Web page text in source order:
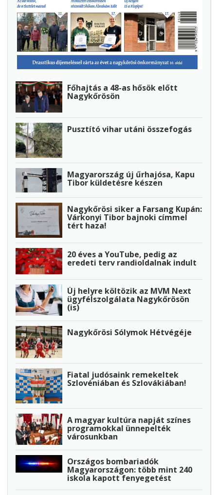
Főhajtás a 48-as hősök előtt
Nagykőrösön
Pusztító vihar utáni összefogás
Magyarország új űrhajósa, Kapu
Tibor küldetésre készen
Nagykőrösi siker a Farsang Kupán:
Várkonyi Tibor bajnoki címmel
tért haza!
20 éves a YouTube, pedig az
eredeti terv randioldalnak indult
Új helyre költözik az MVM Next
ügyfélszolgálata Nagykőrösön
(is)
Nagykőrösi Sólymok Hétvégéje
Fiatal judósaink remekeltek
Szlovéniában és Szlovákiában!
A magyar kultúra napját színes
programokkal ünnepelték
városunkban
Országos bombariadók
Magyarországon: több mint 240
iskola kapott fenyegetést